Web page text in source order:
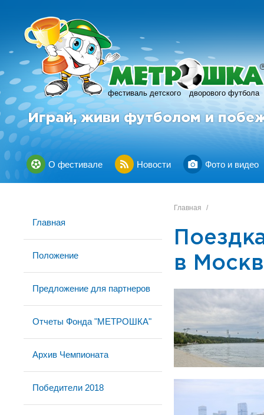
фестиваль детского дворового футбола
R
Играй, живи футболом и
О фестивале Новости Фото и видео
Главная
Положение
Предложение для партнеров
Отчеты Фонда "МЕТРОШКА"
Архив Чемпионата
Победители 2018
Главная /
в